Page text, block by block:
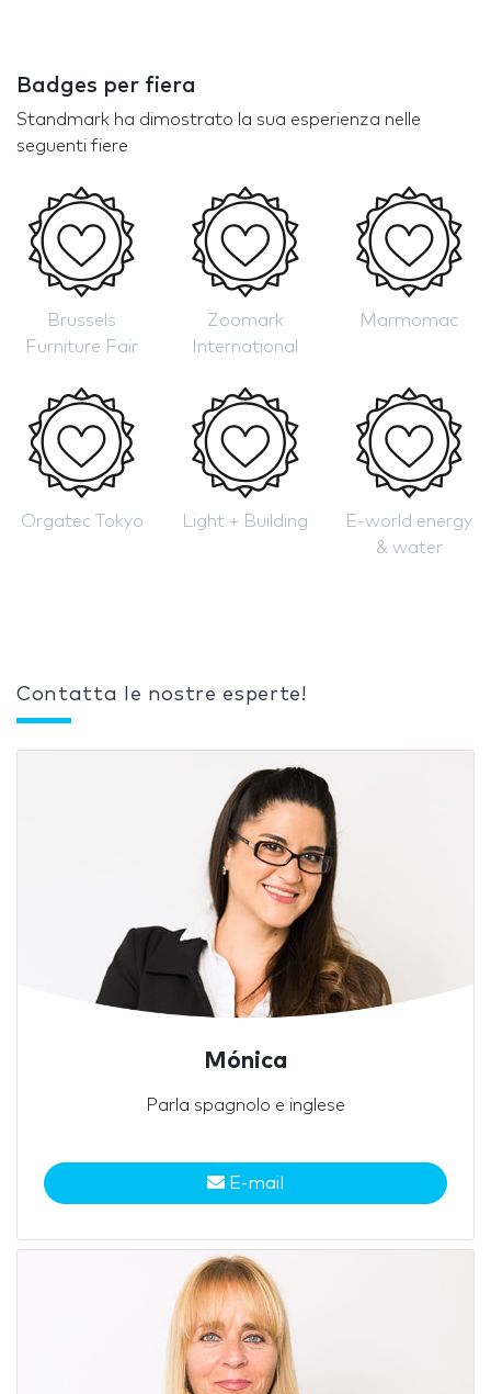
Badges per fiera
Standmark ha dimostrato la sua esperienza nelle
seguenti fiere
Brussels
Furniture Fair
Zoomark
International
Marmomac
Orgatec Tokyo Light + Building
E-world energy
& water
Contatta le nostre esperte!
Mónica
Parla spagnolo e inglese
E-mail